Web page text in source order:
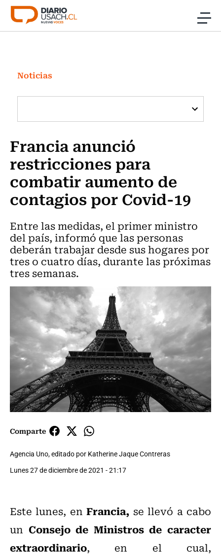
Click acá para ir directamente al contenido
Investigación
Cultura
Programas Radio y TV Usach
Noticias
Francia anunció
restricciones para
combatir aumento de
contagios por Covid-19
Entre las medidas, el primer ministro
del país, informó que las personas
deberán trabajar desde sus hogares por
tres o cuatro días, durante las próximas
tres semanas.
Comparte
Agencia Uno, editado por Katherine Jaque Contreras
Lunes 27 de diciembre de 2021 - 21:17
Este lunes, enFrancia, se llevó a cabo
un Consejo de Ministros de caracter
extraordinario, en el cual,